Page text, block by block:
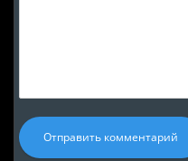
Отправить комментарий